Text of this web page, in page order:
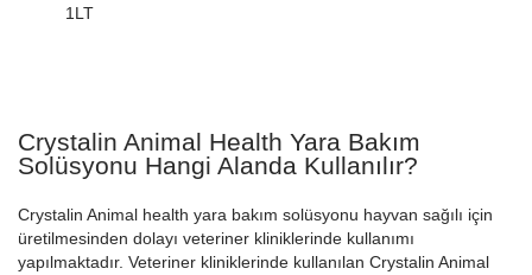
1LT
Crystalin Animal Health Yara Bakım
Solüsyonu Hangi Alanda Kullanılır?
Crystalin Animal health yara bakım solüsyonu hayvan sağılı için
üretilmesinden dolayı veteriner kliniklerinde kullanımı
yapılmaktadır. Veteriner kliniklerinde kullanılan Crystalin Animal